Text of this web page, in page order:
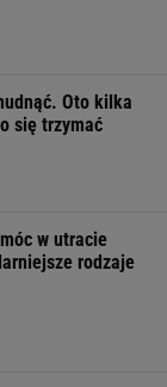
Oto kilka
się trzymać
w utracie
rodzaje